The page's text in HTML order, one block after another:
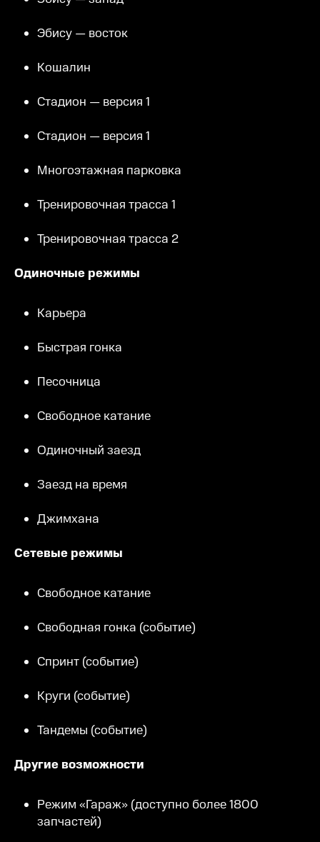
Эбису — восток
Кошалин
Стадион — версия 1
Стадион — версия 1
Многоэтажная парковка
Тренировочная трасса 1
Тренировочная трасса 2
Одиночные режимы
Карьера
Быстрая гонка
Песочница
Свободное катание
Одиночный заезд
Заезд на время
Джимхана
Сетевые режимы
Свободное катание
Свободная гонка (событие)
Спринт (событие)
Круги (событие)
Тандемы (событие)
Другие возможности
Режим «Гараж» (доступно более 1800
запчастей)